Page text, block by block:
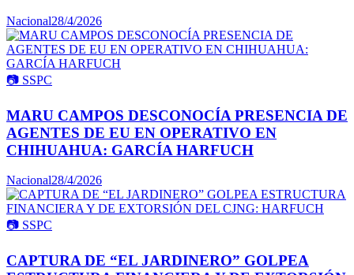
Nacional28/4/2026
📷 SSPC
MARU CAMPOS DESCONOCÍA PRESENCIA DE
AGENTES DE EU EN OPERATIVO EN
CHIHUAHUA: GARCÍA HARFUCH
Nacional28/4/2026
📷 SSPC
CAPTURA DE “EL JARDINERO” GOLPEA